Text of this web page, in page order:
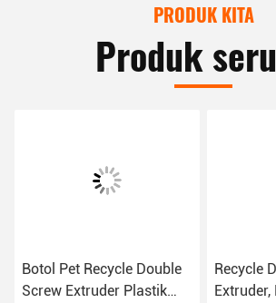
PRODUK KITA
Produk
Botol Pet Recycle Double
Screw Extruder Plastik
Recycle